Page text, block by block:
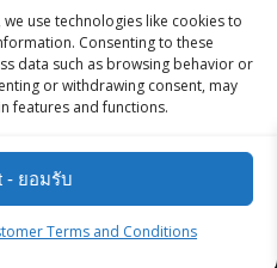
use technologies like cookies to
Consenting to these
data such as browsing behavior or
or withdrawing consent, may
features and functions.
- ยอมรับ
Terms and Conditions
Current
price
is:
500g
Co.,Ltd